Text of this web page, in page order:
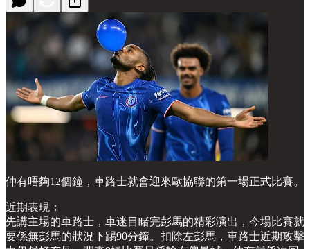
仲有唔夠12個鐘，車路士就會迎來歐協聯的第一場正式比賽。
近期表現：
先講主場的車路士，車迷目睹完彭馬的精彩演出，今場比賽就
要係無彭馬的狀況下踢90分鐘。扣除左彭馬，車路士近期攻擊